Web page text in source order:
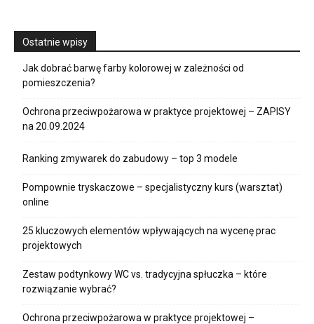
Ostatnie wpisy
Jak dobrać barwę farby kolorowej w zależności od
pomieszczenia?
Ochrona przeciwpożarowa w praktyce projektowej – ZAPISY
na 20.09.2024
Ranking zmywarek do zabudowy – top 3 modele
Pompownie tryskaczowe – specjalistyczny kurs (warsztat)
online
25 kluczowych elementów wpływających na wycenę prac
projektowych
Zestaw podtynkowy WC vs. tradycyjna spłuczka – które
rozwiązanie wybrać?
Ochrona przeciwpożarowa w praktyce projektowej –